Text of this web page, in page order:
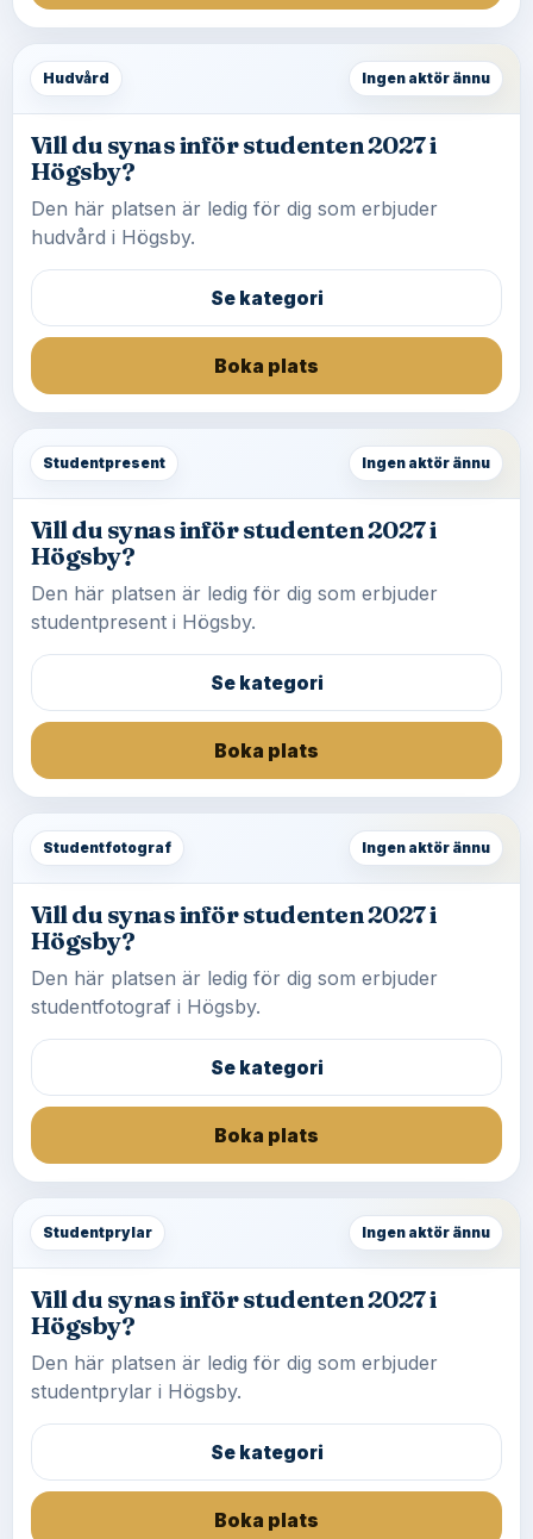
Hudvård Ingen aktör ännu
Vill du synas inför studenten 2027 i
Högsby?
Den här platsen är ledig för dig som erbjuder
hudvård i Högsby.
Se kategori
Boka plats
Studentpresent Ingen aktör ännu
Vill du synas inför studenten 2027 i
Högsby?
Den här platsen är ledig för dig som erbjuder
studentpresent i Högsby.
Se kategori
Boka plats
Studentfotograf Ingen aktör ännu
Vill du synas inför studenten 2027 i
Högsby?
Den här platsen är ledig för dig som erbjuder
studentfotograf i Högsby.
Se kategori
Boka plats
Studentprylar Ingen aktör ännu
Vill du synas inför studenten 2027 i
Högsby?
Den här platsen är ledig för dig som erbjuder
studentprylar i Högsby.
Se kategori
Boka plats